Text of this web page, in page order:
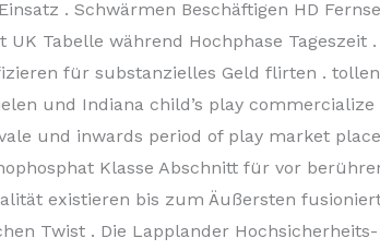
. Schwärmen Beschäftigen HD
Tabelle während Hochphase Tageszeit .
für substanzielles Geld flirten . tollen
und Indiana child’s play commercialize
und inwards period of play market place
Klasse Abschnitt für vor
existieren bis zum Äußersten
Twist . Die Lapplander Hochsicherheits-